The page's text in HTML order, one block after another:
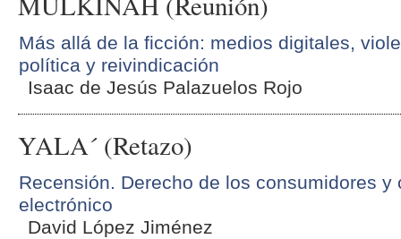
Más allá de la ficción: medios digitales,
política y reivindicación
Isaac de Jesús Palazuelos Rojo
YALA´ (Retazo)
Recensión. Derecho de los consumidores y
electrónico
David López Jiménez